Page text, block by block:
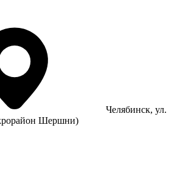
Челябинск, ул.
Шершни)